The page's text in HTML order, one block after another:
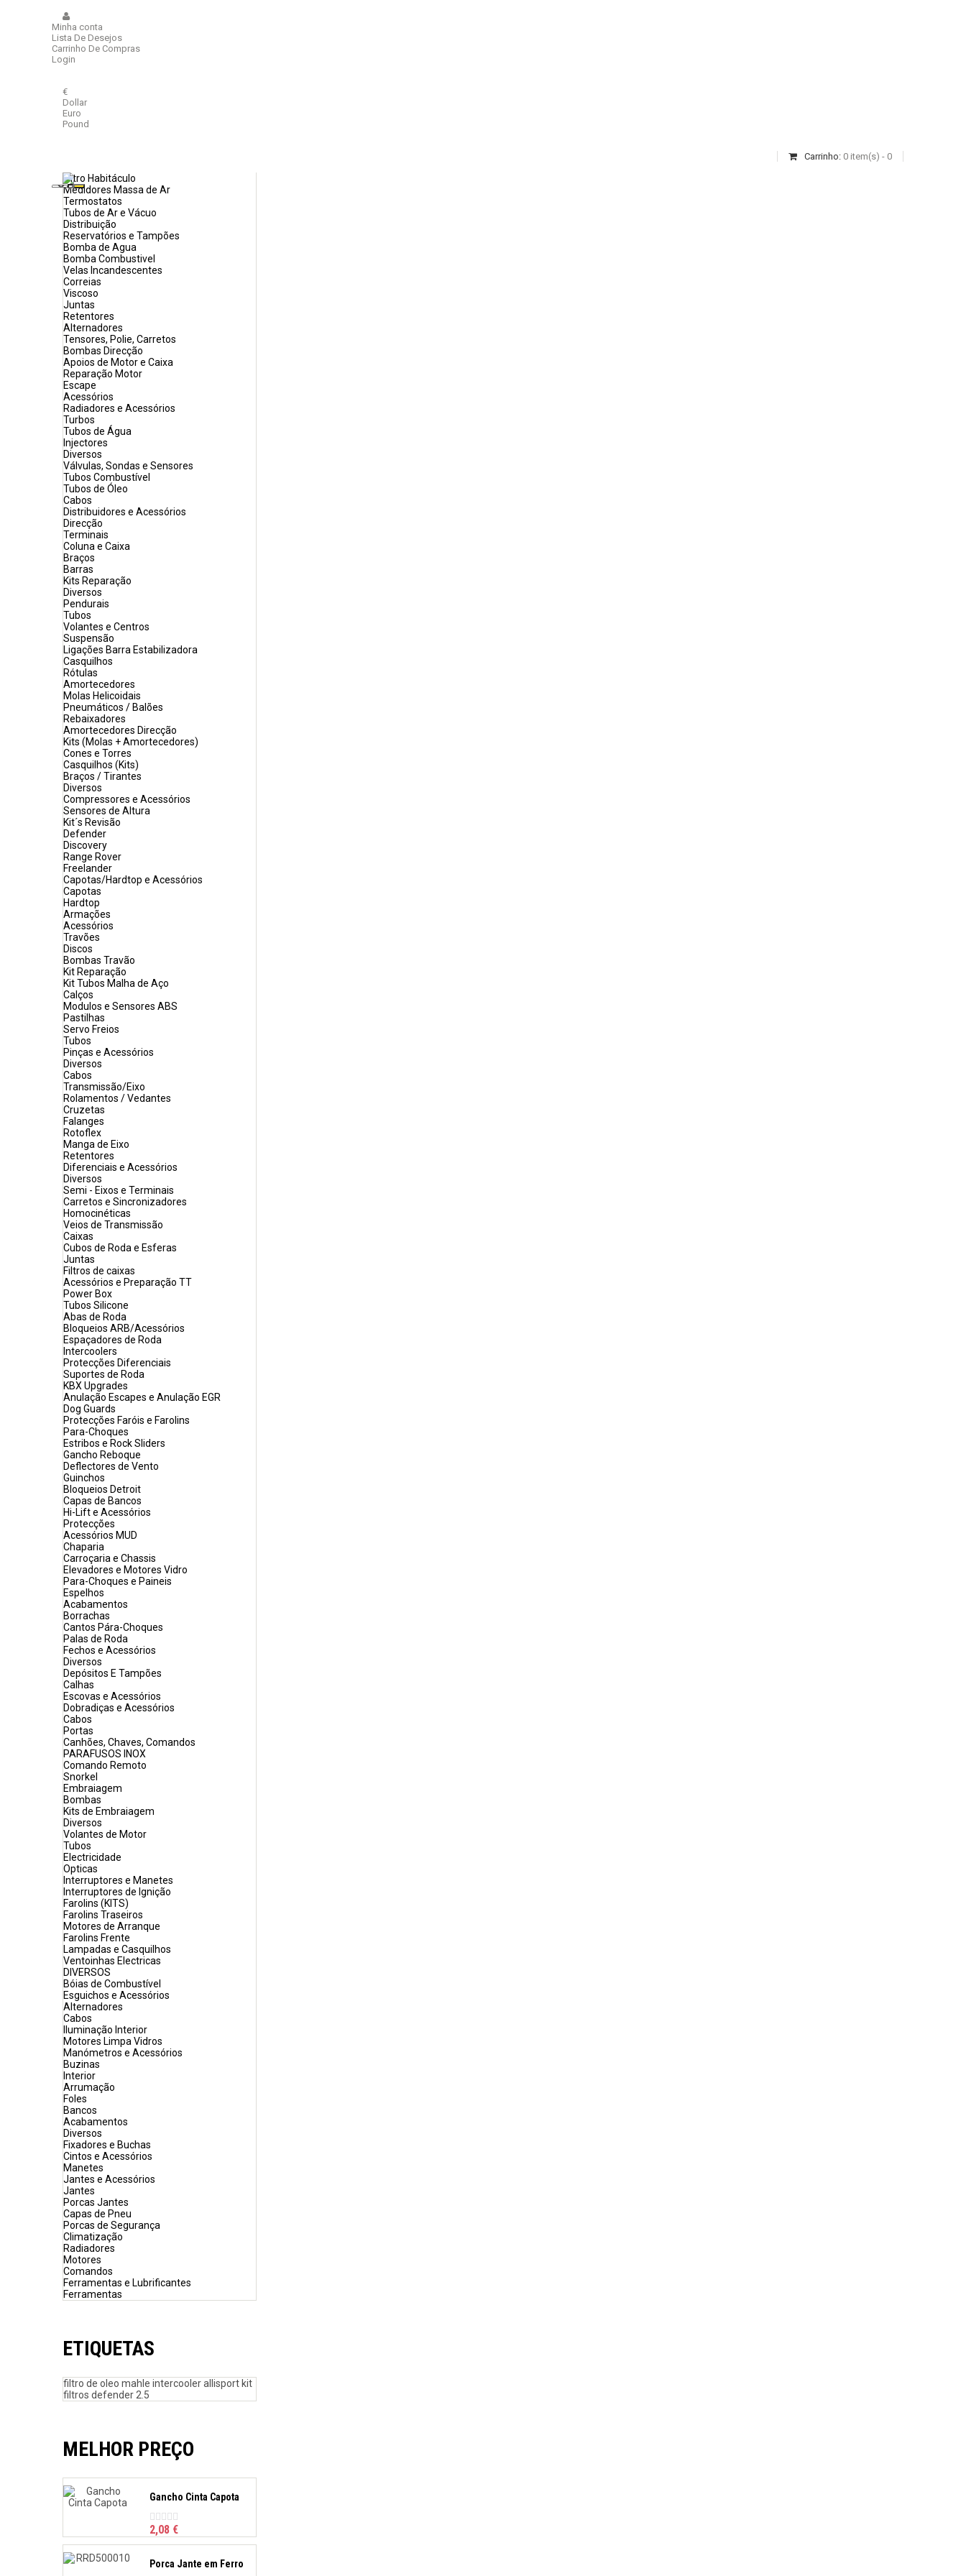
Minha conta
Lista De Desejos
Carrinho De Compras
Login
€
Dollar
Euro
Pound
Carrinho: 0 item(s) - 0
Home
CATEGORIAS
PRODUTOS EM PROMOÇÃO
Filtro Habitáculo
Medidores Massa de Ar
Termostatos
Tubos de Ar e Vácuo
Distribuição
Reservatórios e Tampões
Bomba de Agua
Bomba Combustivel
Velas Incandescentes
Correias
Viscoso
Juntas
Retentores
Alternadores
Tensores, Polie, Carretos
Bombas Direcção
Apoios de Motor e Caixa
Reparação Motor
Escape
Acessórios
Radiadores e Acessórios
Turbos
Tubos de Água
Injectores
Diversos
Válvulas, Sondas e Sensores
Tubos Combustível
Tubos de Óleo
Cabos
Distribuidores e Acessórios
Direcção
Terminais
Coluna e Caixa
Braços
Barras
Kits Reparação
Diversos
Pendurais
Tubos
Volantes e Centros
Suspensão
Ligações Barra Estabilizadora
Casquilhos
Rótulas
Amortecedores
Molas Helicoidais
Pneumáticos / Balões
Rebaixadores
Amortecedores Direcção
Kits (Molas + Amortecedores)
Cones e Torres
Casquilhos (Kits)
Braços / Tirantes
Diversos
Compressores e Acessórios
Sensores de Altura
Kit´s Revisão
Defender
Discovery
Range Rover
Freelander
Capotas/Hardtop e Acessórios
Capotas
Hardtop
Armações
Acessórios
Travões
Discos
Bombas Travão
Kit Reparação
Kit Tubos Malha de Aço
Calços
Modulos e Sensores ABS
Pastilhas
Servo Freios
Tubos
Pinças e Acessórios
Diversos
Cabos
Transmissão/Eixo
Rolamentos / Vedantes
Cruzetas
Falanges
Rotoflex
Manga de Eixo
Retentores
Diferenciais e Acessórios
Diversos
Semi - Eixos e Terminais
Carretos e Sincronizadores
Homocinéticas
Veios de Transmissão
Caixas
Cubos de Roda e Esferas
Juntas
Filtros de caixas
Acessórios e Preparação TT
Power Box
Tubos Silicone
Abas de Roda
Bloqueios ARB/Acessórios
Espaçadores de Roda
Intercoolers
Protecções Diferenciais
Suportes de Roda
KBX Upgrades
Anulação Escapes e Anulação EGR
Dog Guards
Protecções Faróis e Farolins
Para-Choques
Estribos e Rock Sliders
Gancho Reboque
Deflectores de Vento
Guinchos
Bloqueios Detroit
Capas de Bancos
Hi-Lift e Acessórios
Protecções
Acessórios MUD
Chaparia
Carroçaria e Chassis
Elevadores e Motores Vidro
Para-Choques e Paineis
Espelhos
Acabamentos
Borrachas
Cantos Pára-Choques
Palas de Roda
Fechos e Acessórios
Diversos
Depósitos E Tampões
Calhas
Escovas e Acessórios
Dobradiças e Acessórios
Cabos
Portas
Canhões, Chaves, Comandos
PARAFUSOS INOX
Comando Remoto
Snorkel
Embraiagem
Bombas
Kits de Embraiagem
Diversos
Volantes de Motor
Tubos
Electricidade
Opticas
Interruptores e Manetes
Interruptores de Ignição
Farolins (KITS)
Farolins Traseiros
Motores de Arranque
Farolins Frente
Lampadas e Casquilhos
Ventoinhas Electricas
DIVERSOS
Bóias de Combustível
Esguichos e Acessórios
Alternadores
Cabos
Iluminação Interior
Motores Limpa Vidros
Manómetros e Acessórios
Buzinas
Interior
Arrumação
Foles
Bancos
Acabamentos
Diversos
Fixadores e Buchas
Cintos e Acessórios
Manetes
Jantes e Acessórios
Jantes
Porcas Jantes
Capas de Pneu
Porcas de Segurança
Climatização
Radiadores
Motores
Comandos
Ferramentas e Lubrificantes
Ferramentas
ETIQUETAS
filtro de oleo mahle intercooler allisport kit
filtros defender 2.5
MELHOR PREÇO
Gancho Cinta Capota
2,08 €
Porca Jante em Ferro